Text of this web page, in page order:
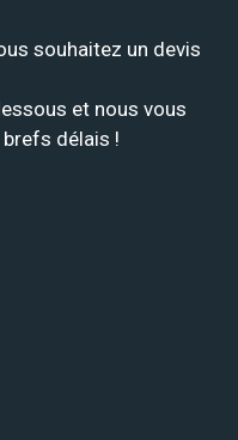
souhaitez un devis
et nous vous
délais !